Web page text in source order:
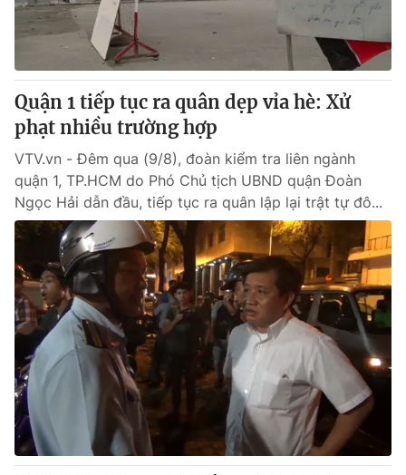
Quận 1 tiếp tục ra quân dẹp vỉa hè: Xử
phạt nhiều trường hợp
VTV.vn - Đêm qua (9/8), đoàn kiểm tra liên ngành
quận 1, TP.HCM do Phó Chủ tịch UBND quận Đoàn
Ngọc Hải dẫn đầu, tiếp tục ra quân lập lại trật tự đô...